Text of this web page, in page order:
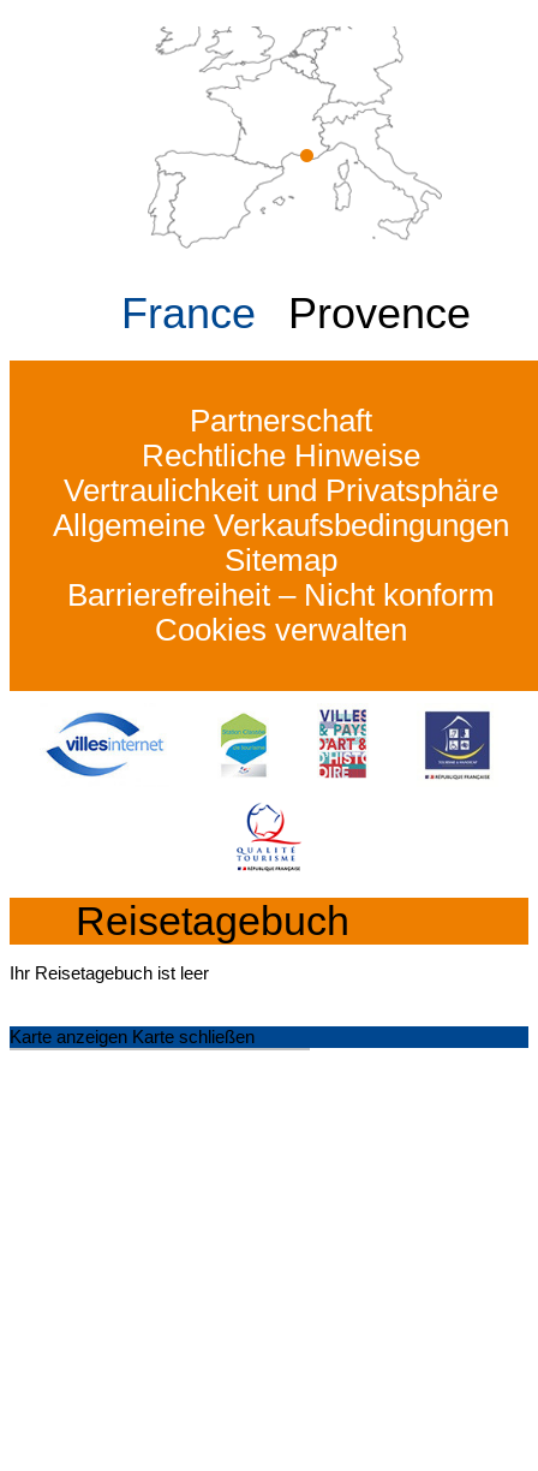
France Provence
Partnerschaft
Rechtliche Hinweise
Vertraulichkeit und Privatsphäre
Allgemeine Verkaufsbedingungen
Sitemap
Barrierefreiheit – Nicht konform
Cookies verwalten
Reisetagebuch
Ihr Reisetagebuch ist leer
Karte anzeigen Karte schließen